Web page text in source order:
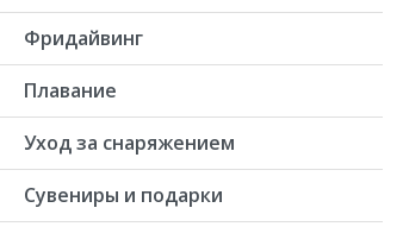
Фридайвинг
Плавание
Уход за снаряжением
Сувениры и подарки